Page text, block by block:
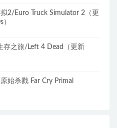
2/Euro Truck Simulator 2（更
存之旅/Left 4 Dead（更新
始杀戮 Far Cry Primal